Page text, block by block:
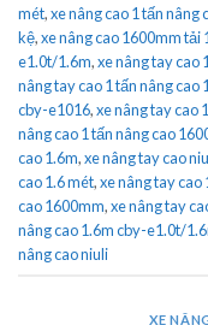
mét,xe nâng cao 1 tấn
kệ,xe nâng cao 1600mm tải
e1.0t/1.6m,xe nâng tay cao
nâng tay cao 1 tấn nâng cao
cby-e1016,xe nâng tay cao
nâng cao 1 tấn nâng cao
cao 1.6m,xe nâng tay cao
cao 1.6 mét,xe nâng tay
cao 1600mm,xe nâng tay
nâng cao 1.6m cby-e1.0t/
nâng cao niuli
XE